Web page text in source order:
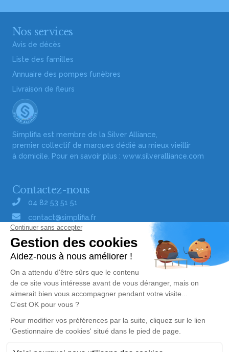
Nos services
Avis de décès
Liste des familles
Annuaire des pompes funèbres
Livraison de fleurs
Simplifia est membre de la Silver Alliance,
premier collectif de marques dédié au mieux vieillir
à domicile. Pour en savoir plus : www.silveralliance.com
Contactez-nous
04 82 53 51 51
contact@simplifia.fr
Réseaux sociaux
Liens utiles
Publier un avis de décès
Signaler un abus/une erreur